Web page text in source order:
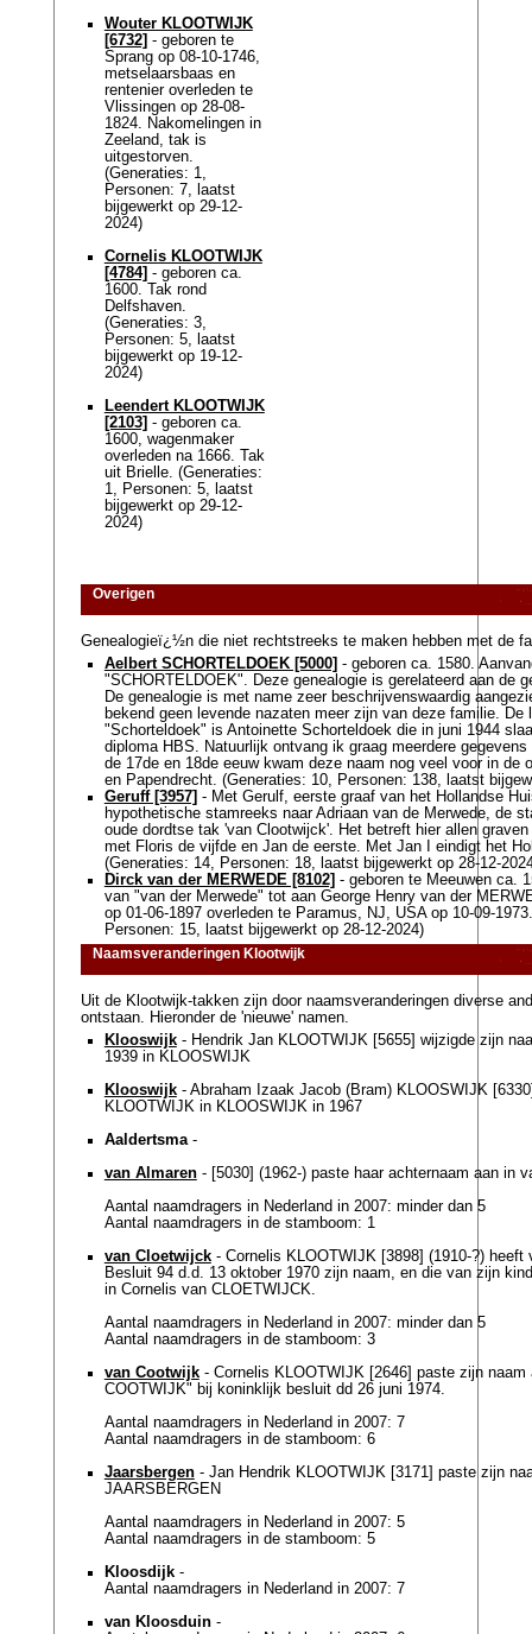
Wouter KLOOTWIJK
[6732] - geboren te
Sprang op 08-10-1746,
metselaarsbaas en
rentenier overleden te
Vlissingen op 28-08-
1824. Nakomelingen in
Zeeland, tak is
uitgestorven.
(Generaties: 1,
Personen: 7, laatst
bijgewerkt op 29-12-
2024)
Cornelis KLOOTWIJK
[4784] - geboren ca.
1600. Tak rond
Delfshaven.
(Generaties: 3,
Personen: 5, laatst
bijgewerkt op 19-12-
2024)
Leendert KLOOTWIJK
[2103] - geboren ca.
1600, wagenmaker
overleden na 1666. Tak
uit Brielle. (Generaties:
1, Personen: 5, laatst
bijgewerkt op 29-12-
2024)
Overigen
Genealogieï¿½n die niet rechtstreeks te maken hebben met de
Aelbert SCHORTELDOEK [5000] - geboren ca. 1580.
"SCHORTELDOEK". Deze genealogie is gerelateerd aan de
De genealogie is met name zeer beschrijvenswaardig
bekend geen levende nazaten meer zijn van deze familie. De
"Schorteldoek" is Antoinette Schorteldoek die in juni 1944
diploma HBS. Natuurlijk ontvang ik graag meerdere
de 17de en 18de eeuw kwam deze naam nog veel voor in de
en Papendrecht. (Generaties: 10, Personen: 138, laatst
Geruff [3957] - Met Gerulf, eerste graaf van het Hollandse
hypothetische stamreeks naar Adriaan van de Merwede, de
oude dordtse tak 'van Clootwijck'. Het betreft hier allen
met Floris de vijfde en Jan de eerste. Met Jan I eindigt het
(Generaties: 14, Personen: 18, laatst bijgewerkt op 28-12-
Dirck van der MERWEDE [8102] - geboren te Meeuwen ca.
van "van der Merwede" tot aan George Henry van der
op 01-06-1897 overleden te Paramus, NJ, USA op 10-09-
Personen: 15, laatst bijgewerkt op 28-12-2024)
Naamsveranderingen Klootwijk
Uit de Klootwijk-takken zijn door naamsveranderingen diverse
ontstaan. Hieronder de 'nieuwe' namen.
Klooswijk- Hendrik Jan KLOOTWIJK [5655] wijzigde zijn
1939 in KLOOSWIJK
Klooswijk- Abraham Izaak Jacob (Bram) KLOOSWIJK
KLOOTWIJK in KLOOSWIJK in 1967
Aaldertsma-
van Almaren- [5030] (1962-) paste haar achternaam aan in
Aantal naamdragers in Nederland in 2007: minder dan 5
Aantal naamdragers in de stamboom: 1
van Cloetwijck- Cornelis KLOOTWIJK [3898] (1910-?) heeft
Besluit 94 d.d. 13 oktober 1970 zijn naam, en die van zijn
in Cornelis van CLOETWIJCK.
Aantal naamdragers in Nederland in 2007: minder dan 5
Aantal naamdragers in de stamboom: 3
van Cootwijk- Cornelis KLOOTWIJK [2646] paste zijn naam
COOTWIJK" bij koninklijk besluit dd 26 juni 1974.
Aantal naamdragers in Nederland in 2007: 7
Aantal naamdragers in de stamboom: 6
Jaarsbergen- Jan Hendrik KLOOTWIJK [3171] paste zijn
JAARSBERGEN
Aantal naamdragers in Nederland in 2007: 5
Aantal naamdragers in de stamboom: 5
Kloosdijk-
Aantal naamdragers in Nederland in 2007: 7
van Kloosduin-